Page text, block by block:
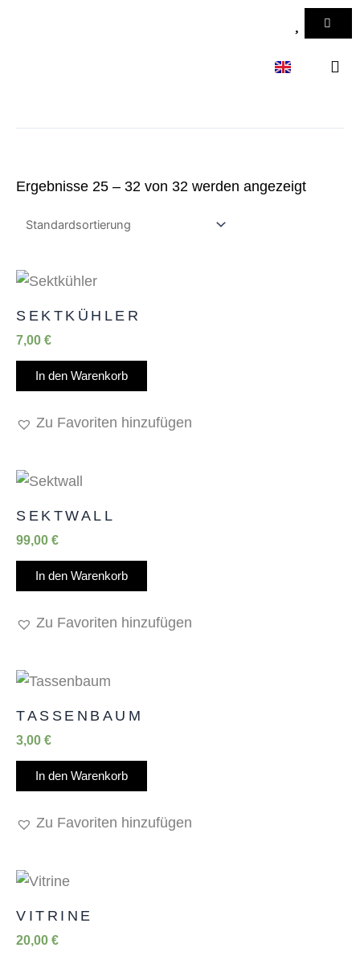
Ergebnisse 25 – 32 von 32 werden angezeigt
SEKTKÜHLER
7,00 €
In den Warenkorb
Zu Favoriten hinzufügen
SEKTWALL
99,00 €
In den Warenkorb
Zu Favoriten hinzufügen
TASSENBAUM
3,00 €
In den Warenkorb
Zu Favoriten hinzufügen
VITRINE
20,00 €